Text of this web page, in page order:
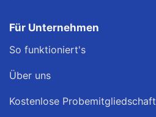
Für Unternehmen
So funktioniert's
Über uns
Kostenlose Probemitgliedschaft